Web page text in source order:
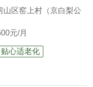
山区窑上村（京白梨公
元/月
贴心适老化